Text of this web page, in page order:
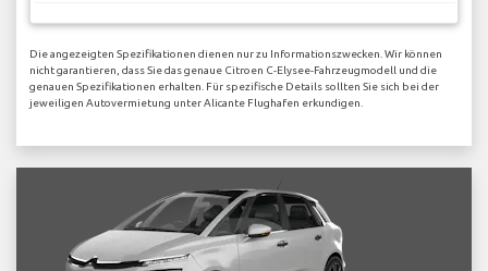
Die angezeigten Spezifikationen dienen nur zu Informationszwecken. Wir können
nicht garantieren, dass Sie das genaue Citroen C-Elysee-Fahrzeugmodell und die
genauen Spezifikationen erhalten. Für spezifische Details sollten Sie sich bei der
jeweiligen Autovermietung unter Alicante Flughafen erkundigen.